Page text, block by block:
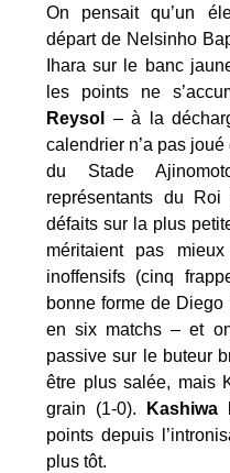
On pensait qu’un
départ de Nelsinho
Ihara sur le banc
les points ne
Reysol – à la
calendrier n’a pas
du Stade
représentants du
défaits sur la plus
méritaient pas
inoffensifs (cinq
bonne forme de
en six matchs – et
passive sur le buteur
être plus salée, mais
grain (1-0).
Kashiwa
points depuis
plus tôt.